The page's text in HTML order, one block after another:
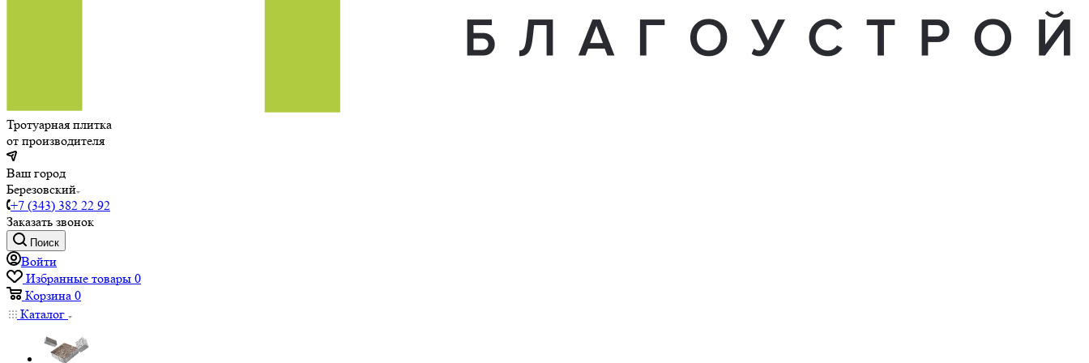
Тротуарная плитка
от производителя
Ваш город
Березовский
+7 (343) 382 22 92
Заказать звонок
Поиск
Войти
Избранные товары 0
Корзина 0
Каталог